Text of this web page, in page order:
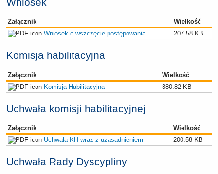
Załącznik
Wielkość
Wniosek o wszczęcie postępowania
207.58 KB
Komisja habilitacyjna
Załącznik
Wielkość
Komisja Habilitacyjna
380.82 KB
Uchwała komisji habilitacyjnej
Załącznik
Wielkość
Uchwała KH wraz z uzasadnieniem
200.58 KB
Uchwała Rady Dyscypliny